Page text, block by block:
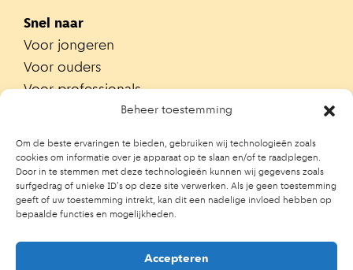
Beheer toestemming
Om de beste ervaringen te bieden, gebruiken wij technologieën zoals
cookies om informatie over je apparaat op te slaan en/of te raadplegen.
Door in te stemmen met deze technologieën kunnen wij gegevens zoals
surfgedrag of unieke ID's op deze site verwerken. Als je geen toestemming
geeft of uw toestemming intrekt, kan dit een nadelige invloed hebben op
bepaalde functies en mogelijkheden.
Accepteren
Snel naar
Voor jongeren
Voor ouders
Voor professionals
Zoek contactpersoon op school
Trainingen
Ouderportaal JGZ